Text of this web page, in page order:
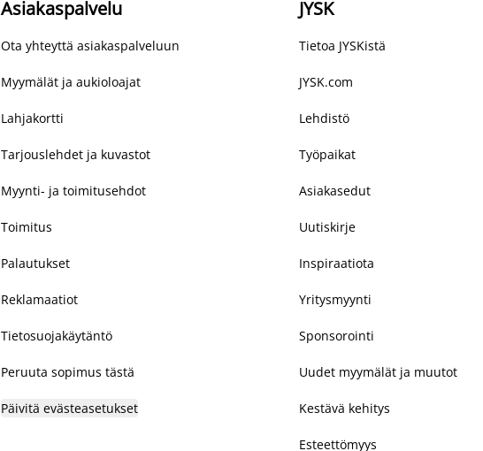
Asiakaspalvelu
Ota yhteyttä asiakaspalveluun
Myymälät ja aukioloajat
Lahjakortti
Tarjouslehdet ja kuvastot
Myynti- ja toimitusehdot
Toimitus
Palautukset
Reklamaatiot
Tietosuojakäytäntö
Peruuta sopimus tästä
Päivitä evästeasetukset
JYSK
Tietoa JYSKistä
JYSK.com
Lehdistö
Työpaikat
Asiakasedut
Uutiskirje
Inspiraatiota
Yritysmyynti
Sponsorointi
Uudet myymälät ja muutot
Kestävä kehitys
Esteettömyys